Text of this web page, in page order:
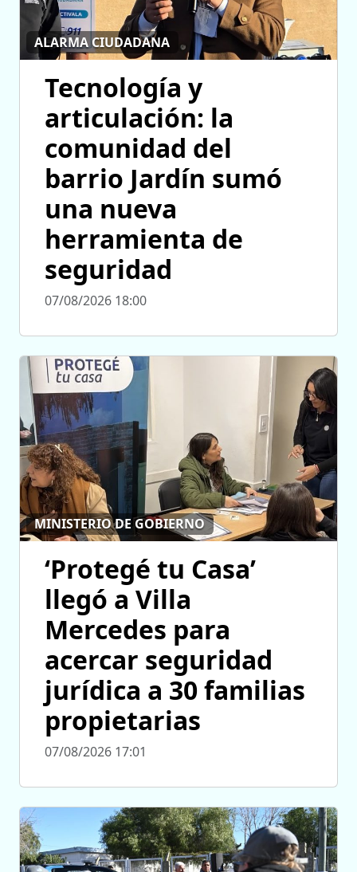
ALARMA CIUDADANA
Tecnología y
articulación: la
comunidad del
barrio Jardín sumó
una nueva
herramienta de
seguridad
07/08/2026 18:00
MINISTERIO DE GOBIERNO
‘Protegé tu Casa’
llegó a Villa
Mercedes para
acercar seguridad
jurídica a 30 familias
propietarias
07/08/2026 17:01